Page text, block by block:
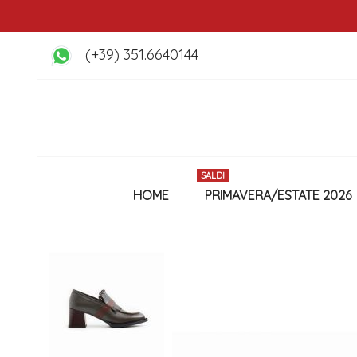
(+39) 351.6640144
HOME PRIMAVERA/ESTATE 2026
SALDI
della
galleria